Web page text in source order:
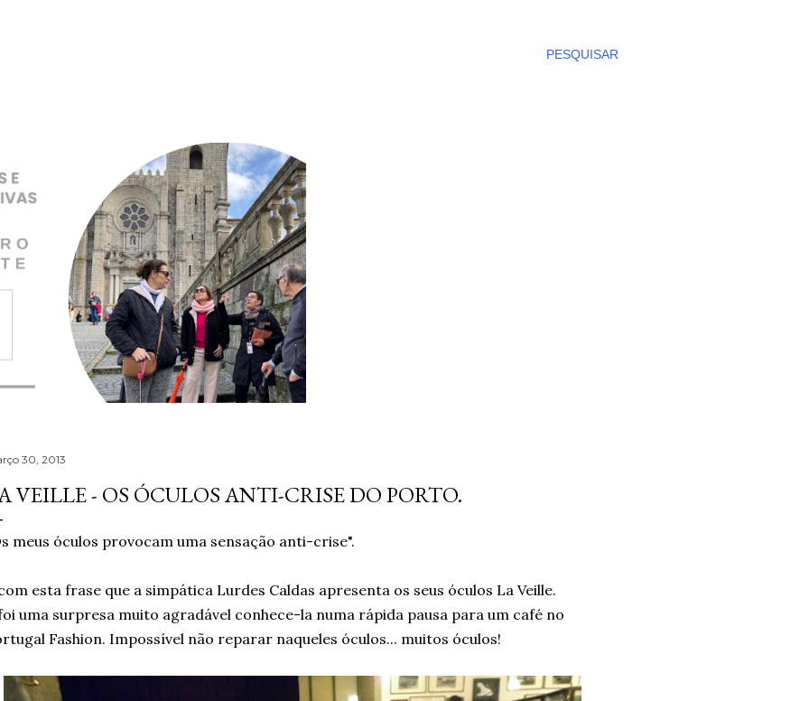
PESQUISAR
30, 2013
VEILLE - OS ÓCULOS ANTI-CRISE DO PORTO.
meus óculos provocam uma sensação anti-crise".
esta frase que a simpática Lurdes Caldas apresenta os seus óculos La Veille.
uma surpresa muito agradável conhece-la numa rápida pausa para um café no
Fashion. Impossível não reparar naqueles óculos... muitos óculos!